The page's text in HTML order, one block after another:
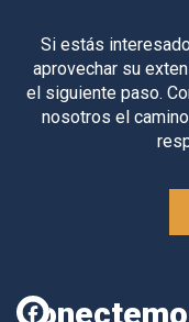
Si estás
aprovechar su
el siguiente paso.
nosotros el